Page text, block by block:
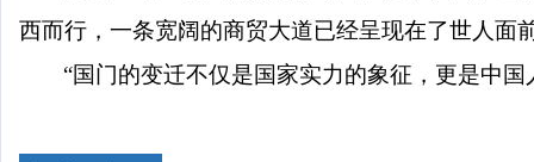
西而行，一条宽阔的商贸大道已经呈现在了世人面
“国门的变迁不仅是国家实力的象征，更是中